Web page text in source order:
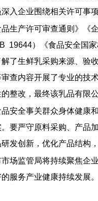
入企业围绕相关许可事
生产许可审查通则》《
19644）《食品安全国
了生鲜乳采购来源、验
查内容开展了专业的技
整改，最终该乳品有限
安全事关群众身体健康
要严守原料采购、产品
发创新，优化产品结构
场监管局将持续聚焦企
服务产业健康持续发展。